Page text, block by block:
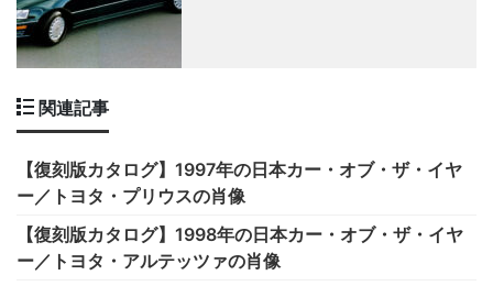
関連記事
【復刻版カタログ】1997年の日本カー・オブ・ザ・イヤ
ー／トヨタ・プリウスの肖像
【復刻版カタログ】1998年の日本カー・オブ・ザ・イヤ
ー／トヨタ・アルテッツァの肖像